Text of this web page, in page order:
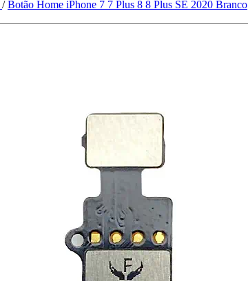
/ Botão Home iPhone 7 7 Plus 8 8 Plus SE 2020 Branco